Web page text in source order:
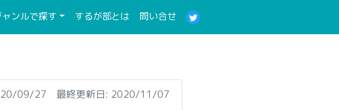
ャンルで探す するが部とは (current)
問い合せ(current)
09/27 最終更新日: 2020/11/07